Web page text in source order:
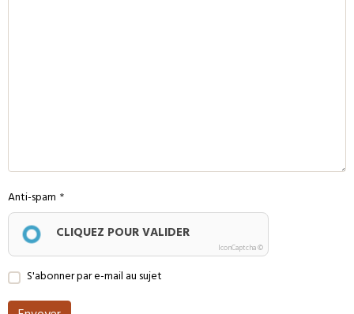
Anti-spam
CLIQUEZ POUR VALIDER
IconCaptcha ©
S'abonner par e-mail au sujet